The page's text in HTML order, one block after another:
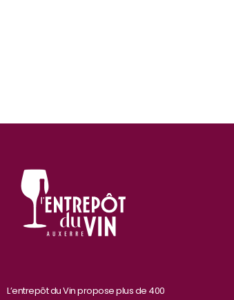
L’entrepôt du Vin propose plus de 400